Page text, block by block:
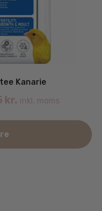
Kanarie
kr. inkl. moms